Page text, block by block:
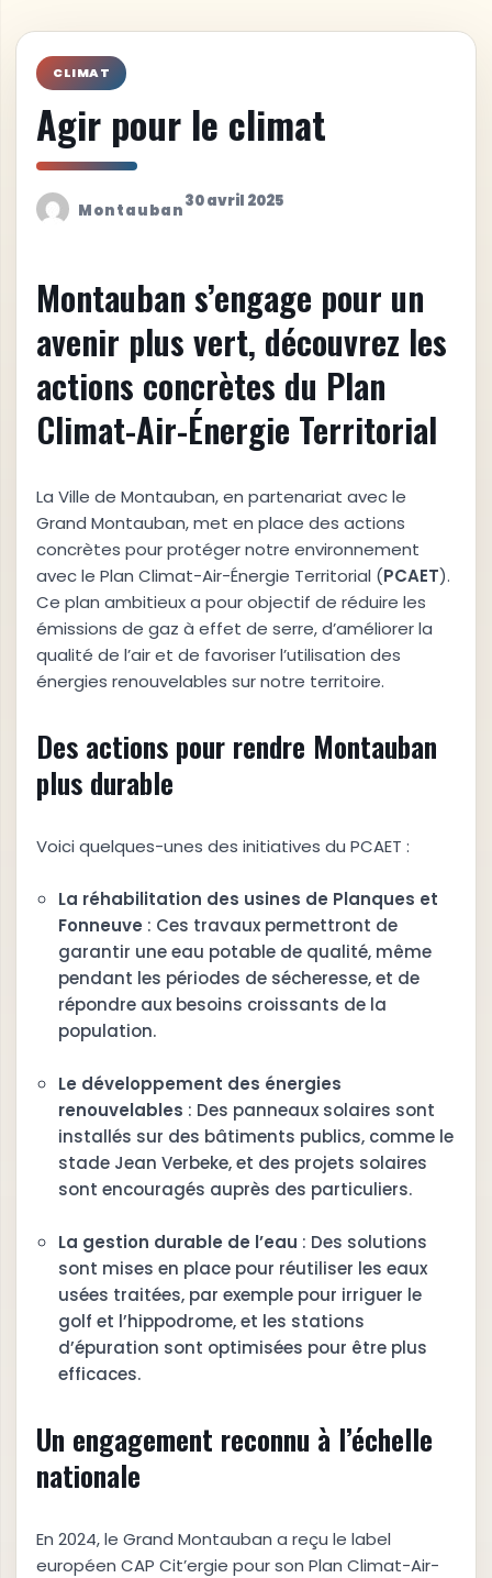
CLIMAT
Agir pour le climat
Montauban30 avril 2025
Montauban s’engage pour un
avenir plus vert, découvrez les
actions concrètes du Plan
Climat-Air-Énergie Territorial
La Ville de Montauban, en partenariat avec le
Grand Montauban, met en place des actions
concrètes pour protéger notre environnement
avec le Plan Climat-Air-Énergie Territorial (PCAET).
Ce plan ambitieux a pour objectif de réduire les
émissions de gaz à effet de serre, d’améliorer la
qualité de l’air et de favoriser l’utilisation des
énergies renouvelables sur notre territoire.
Des actions pour rendre Montauban
plus durable
Voici quelques-unes des initiatives du PCAET :
La réhabilitation des usines de Planques et
Fonneuve : Ces travaux permettront de
garantir une eau potable de qualité, même
pendant les périodes de sécheresse, et de
répondre aux besoins croissants de la
population.
Le développement des énergies
renouvelables : Des panneaux solaires sont
installés sur des bâtiments publics, comme le
stade Jean Verbeke, et des projets solaires
sont encouragés auprès des particuliers.
La gestion durable de l’eau : Des solutions
sont mises en place pour réutiliser les eaux
usées traitées, par exemple pour irriguer le
golf et l’hippodrome, et les stations
d’épuration sont optimisées pour être plus
efficaces.
Un engagement reconnu à l’échelle
nationale
En 2024, le Grand Montauban a reçu le label
européen CAP Cit’ergie pour son Plan Climat-Air-